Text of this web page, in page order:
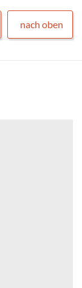
nach oben